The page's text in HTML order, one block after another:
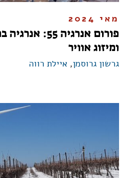
מאי 2024
פורום אנרגיה
ומיזוג אוויר
גרשון גרוסמן, איילת רווה